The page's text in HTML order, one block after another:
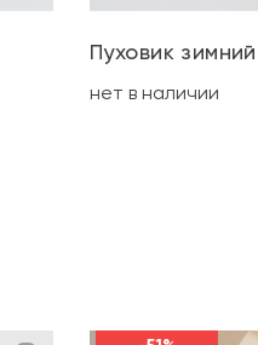
Пуховик
нет в наличии